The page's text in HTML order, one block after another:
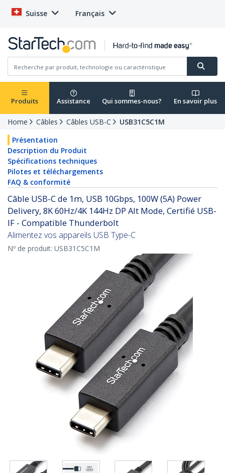
Suisse Français
Produits Assistance Qui sommes-nous? En savoir plus
Home Câbles Câbles USB-C
USB31C5C1M
Présentation
Description du Produit
Spécifications techniques
Pilotes et téléchargements
FAQ & conformité
Câble USB-C de 1m, USB 10Gbps, 100W (5A) Power
Delivery, 8K 60Hz/4K 144Hz DP Alt Mode, Certifié USB-
IF - Compatible Thunderbolt
Alimentez vos appareils USB Type-C
Nº de produit: USB31C5C1M